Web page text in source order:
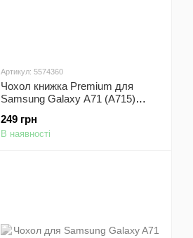
Артикул: 5574360
Чохол книжка Premium для
Samsung Galaxy A71 (A715)
249 грн
В наявності